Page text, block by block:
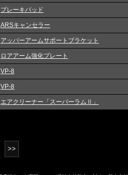
ブレーキパッド
ARSキャンセラー
アッパーアームサポートブラケット
ロアアーム強化プレート
VP-8
VP-8
エアクリーナー「スーパーラムⅡ」
>>